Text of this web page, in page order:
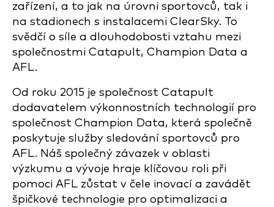
zařízení, a to jak na úrovni sportovců, tak i
na stadionech s instalacemi ClearSky. To
svědčí o síle a dlouhodobosti vztahu mezi
společnostmi Catapult, Champion Data a
AFL.
Od roku 2015 je společnost Catapult
dodavatelem výkonnostních technologií pro
společnost Champion Data, která společně
poskytuje služby sledování sportovců pro
AFL. Náš společný závazek v oblasti
výzkumu a vývoje hraje klíčovou roli při
pomoci AFL zůstat v čele inovací a zavádět
špičkové technologie pro optimalizaci a